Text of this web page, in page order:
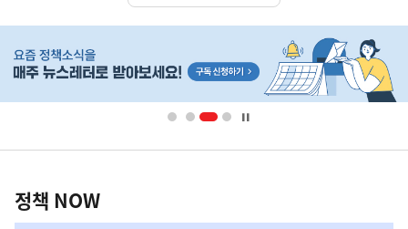
단
배
영
책
정책 NOW